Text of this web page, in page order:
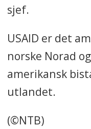
sjef.
USAID er det
norske Norad
amerikansk
utlandet.
(©NTB)